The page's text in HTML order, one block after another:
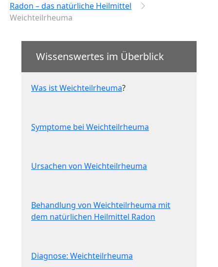
Radon – das natürliche Heilmittel
Weichteilrheuma
Wissenswertes im Überblick
Was ist Weichteilrheuma?
Symptome bei Weichteilrheuma
Ursachen von Weichteilrheuma
Behandlung von Weichteilrheuma mit
dem natürlichen Heilmittel Radon
Diagnose: Weichteilrheuma